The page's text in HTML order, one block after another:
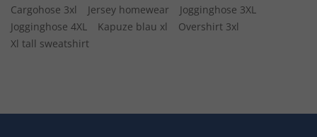
Cargohose 3xl
Jersey homewear
Jogginghose 3XL
Jogginghose 4XL
Kapuze blau xl
Overshirt 3xl
Xl tall sweatshirt